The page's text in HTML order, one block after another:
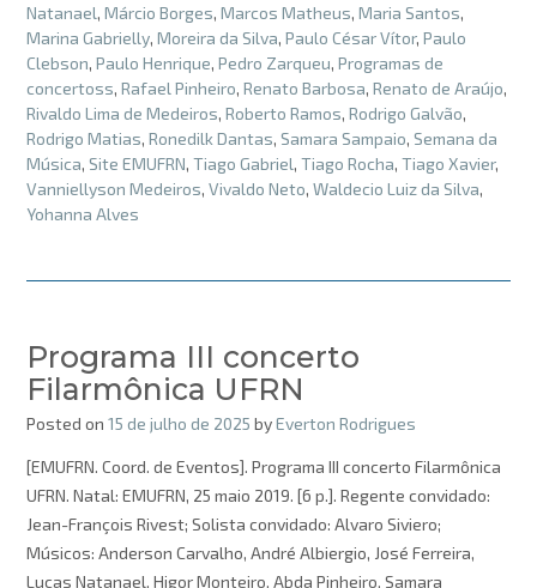
Natanael, Márcio Borges, Marcos Matheus, Maria Santos,
Marina Gabrielly, Moreira da Silva, Paulo César Vítor, Paulo
Clebson, Paulo Henrique, Pedro Zarqueu, Programas de
concertoss, Rafael Pinheiro, Renato Barbosa, Renato de Araújo,
Rivaldo Lima de Medeiros, Roberto Ramos, Rodrigo Galvão,
Rodrigo Matias, Ronedilk Dantas, Samara Sampaio, Semana da
Música, Site EMUFRN, Tiago Gabriel, Tiago Rocha, Tiago Xavier,
Vanniellyson Medeiros, Vivaldo Neto, Waldecio Luiz da Silva,
Yohanna Alves
Programa III concerto
Filarmônica UFRN
Posted on 15 de julho de 2025 byEverton Rodrigues
[EMUFRN. Coord. de Eventos]. Programa III concerto Filarmônica
UFRN. Natal: EMUFRN, 25 maio 2019. [6 p.]. Regente convidado:
Jean-François Rivest; Solista convidado: Alvaro Siviero;
Músicos: Anderson Carvalho, André Albiergio, José Ferreira,
Lucas Natanael, Higor Monteiro, Abda Pinheiro, Samara